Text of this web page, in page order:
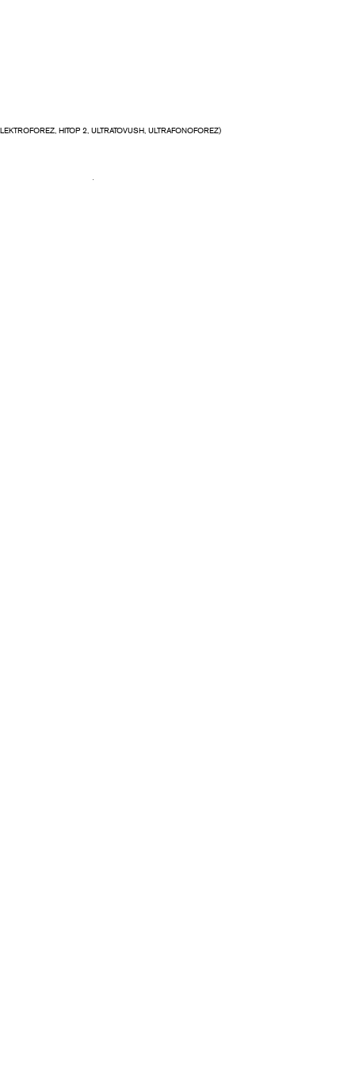
HITOP 2, ULTRATOVUSH, ULTRAFONOFOREZ)
SHARKO DUSHI)